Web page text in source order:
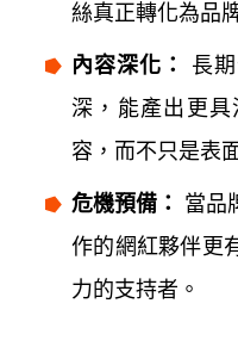
絲真正轉化為品
內容深化：
長
深，能產出更
容，而不只是表
危機預備：
當品
作的網紅夥伴更
力的支持者。